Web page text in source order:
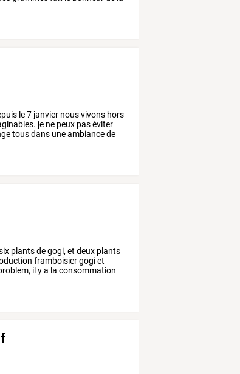
le7 janvier nousvivons hors
je ne peux paséviter
tousdans uneambiancede
plantsdegogi, et deux plants
framboisiergogiet
il ya la consommation